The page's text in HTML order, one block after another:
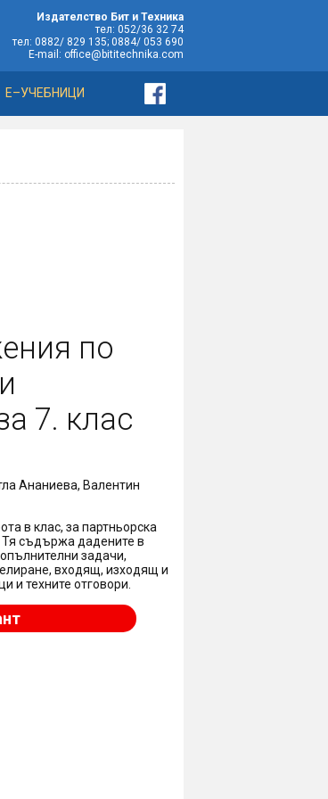
Издателство Бит и Техника
тел: 052/36 32 74
тел: 0882/ 829 135; 0884/ 053 690
E-mail: office@bititechnika.com
Е–УЧЕБНИЦИ
по
7. клас
Ананиева, Валентин
в клас, за партньорска
Тя съдържа дадените в
задачи,
входящ, изходящ и
и техните отговори.